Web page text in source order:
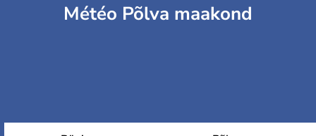
Météo Põlva maakond